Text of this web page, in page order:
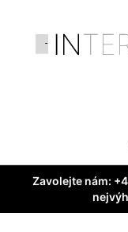
Zavolejte nám: